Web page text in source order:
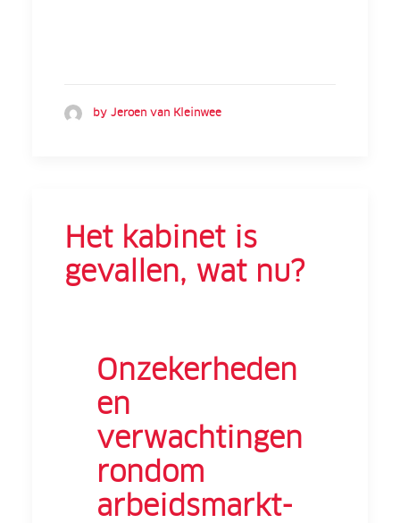
by Jeroen van Kleinwee
Het kabinet is
gevallen, wat nu?
Onzekerheden
en
verwachtingen
rondom
arbeidsmarkt-